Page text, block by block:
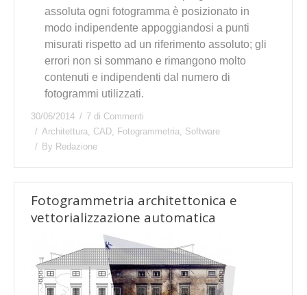
assoluta ogni fotogramma è posizionato in
modo indipendente appoggiandosi a punti
misurati rispetto ad un riferimento assoluto; gli
errori non si sommano e rimangono molto
contenuti e indipendenti dal numero di
fotogrammi utilizzati.
30/06/2014
7 di Commenti
Architettura
CAD Fotogrammetria
Software
By Redazione
Fotogrammetria architettonica e
vettorializzazione automatica